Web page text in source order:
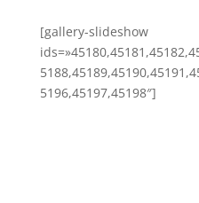
[gallery-slideshow
5196,45197,45198″]